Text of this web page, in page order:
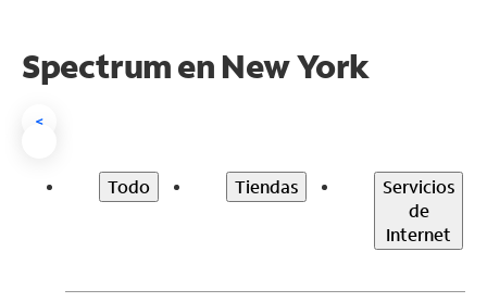
Spectrum en New York
<
Todo Tiendas
Servicios
de
Internet